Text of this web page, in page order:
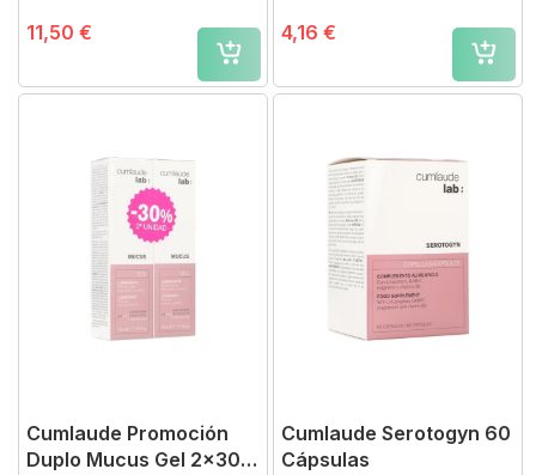
11,50 €
4,16 €
Cumlaude Promoción
Duplo Mucus Gel 2x30
Cumlaude Serotogyn 60
Cápsulas